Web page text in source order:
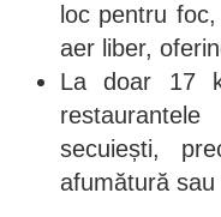
loc pentru
aer liber,
La doar 17
secuiești,
afumătură sau